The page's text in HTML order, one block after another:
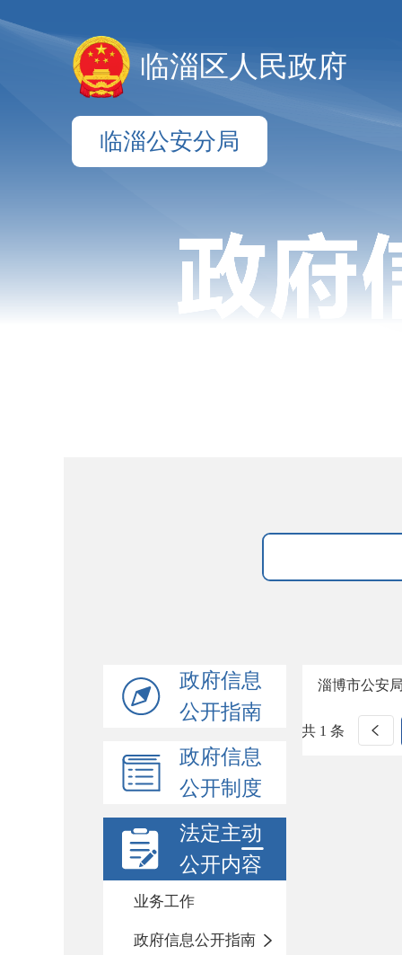
临淄区人民政府
临淄公安分局
政府信息
公开指南
政府信息
公开制度
法定主动
公开内容
业务工作
政府信息公开指南
淄博市公安
共 1 条